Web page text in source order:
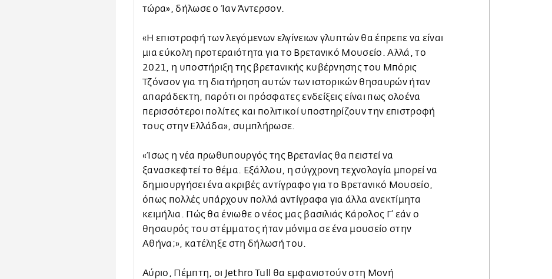
τώρα», δήλωσε ο Ίαν Άντερσον.
«Η επιστροφή των λεγόμενων ελγίνειων γλυπτών θα έπρεπε να είναι
μια εύκολη προτεραιότητα για το Βρετανικό Μουσείο. Αλλά, το
2021, η υποστήριξη της βρετανικής κυβέρνησης του Μπόρις
Τζόνσον για τη διατήρηση αυτών των ιστορικών θησαυρών ήταν
απαράδεκτη, παρότι οι πρόσφατες ενδείξεις είναι πως ολοένα
περισσότεροι πολίτες και πολιτικοί υποστηρίζουν την επιστροφή
τους στην Ελλάδα», συμπλήρωσε.
«Ίσως η νέα πρωθυπουργός της Βρετανίας θα πειστεί να
ξανασκεφτεί το θέμα. Εξάλλου, η σύγχρονη τεχνολογία μπορεί να
δημιουργήσει ένα ακριβές αντίγραφο για το Βρετανικό Μουσείο,
όπως πολλές υπάρχουν πολλά αντίγραφα για άλλα ανεκτίμητα
κειμήλια. Πώς θα ένιωθε ο νέος μας βασιλιάς Κάρολος Γ’ εάν ο
θησαυρός του στέμματος ήταν μόνιμα σε ένα μουσείο στην
Αθήνα;», κατέληξε στη δήλωσή του.
Αύριο, Πέμπτη, οι Jethro Tull θα εμφανιστούν στη Μονή